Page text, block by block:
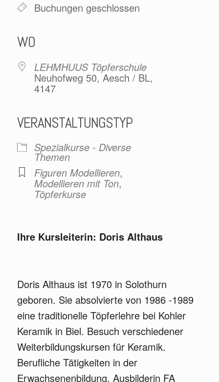
Buchungen geschlossen
WO
LEHMHUUS Töpferschule
Neuhofweg 50, Aesch / BL,
4147
VERANSTALTUNGSTYP
Spezialkurse - Diverse
Themen
Figuren Modellieren,
Modellieren mit Ton,
Töpferkurse
Ihre Kursleiterin: Doris Althaus
Doris Althaus ist 1970 in Solothurn
geboren. Sie absolvierte von 1986 -1989
eine traditionelle Töpferlehre bei Kohler
Keramik in Biel. Besuch verschiedener
Weiterbildungskursen für Keramik.
Berufliche Tätigkeiten in der
Erwachsenenbildung, Ausbilderin FA